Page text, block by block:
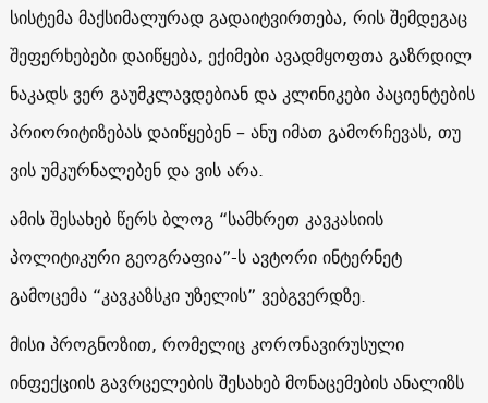
სისტემა მაქსიმალურად გადაიტვირთება, რის შემდეგაც
შეფერხებები დაიწყება, ექიმები ავადმყოფთა გაზრდილ
ნაკადს ვერ გაუმკლავდებიან და კლინიკები პაციენტების
პრიორიტიზებას დაიწყებენ – ანუ იმათ გამორჩევას, თუ
ვის უმკურნალებენ და ვის არა.
ამის შესახებ წერს ბლოგ “სამხრეთ კავკასიის
პოლიტიკური გეოგრაფია”-ს ავტორი ინტერნეტ
გამოცემა “კავკაზსკი უზელის” ვებგვერდზე.
მისი პროგნოზით, რომელიც კორონავირუსული
ინფექციის გავრცელების შესახებ მონაცემების ანალიზს